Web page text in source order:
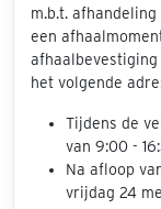
m.b.t.
een
het volgende
Tijdens de
van 9:00 -
Na afloop
vrijdag 24